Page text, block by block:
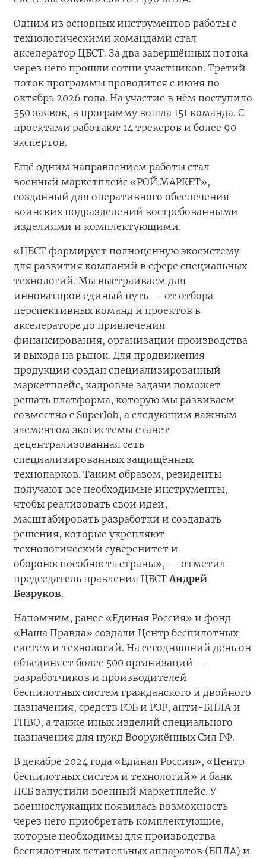
Одним из основных инструментов работы с
технологическими командами стал
акселератор ЦБСТ. За два завершённых потока
через него прошли сотни участников. Третий
поток программы проводится с июня по
октябрь 2026 года. На участие в нём поступило
550 заявок, в программу вошла 151 команда. С
проектами работают 14 трекеров и более 90
экспертов.
Ещё одним направлением работы стал
военный маркетплейс «РОЙ.МАРКЕТ»,
созданный для оперативного обеспечения
воинских подразделений востребованными
изделиями и комплектующими.
«ЦБСТ формирует полноценную экосистему
для развития компаний в сфере специальных
технологий. Мы выстраиваем для
инноваторов единый путь — от отбора
перспективных команд и проектов в
акселераторе до привлечения
финансирования, организации производства
и выхода на рынок. Для продвижения
продукции создан специализированный
маркетплейс, кадровые задачи поможет
решать платформа, которую мы развиваем
совместно с SuperJob, а следующим важным
элементом экосистемы станет
децентрализованная сеть
специализированных защищённых
технопарков. Таким образом, резиденты
получают все необходимые инструменты,
чтобы реализовать свои идеи,
масштабировать разработки и создавать
решения, которые укрепляют
технологический суверенитет и
обороноспособность страны», — отметил
председатель правления ЦБСТАндрей
Безруков.
Напомним, ранее «Единая Россия» и фонд
«Наша Правда» создали Центр беспилотных
систем и технологий. На сегодняшний день он
объединяет более 500 организаций —
разработчиков и производителей
беспилотных систем гражданского и двойного
назначения, средств РЭБ и РЭР, анти-БПЛА и
ГПВО, а также иных изделий специального
назначения для нужд Вооружённых Сил РФ.
В декабре 2024 года «Единая Россия», «Центр
беспилотных систем и технологий» и банк
ПСБ запустили военный маркетплейс. У
военнослужащих появилась возможность
через него приобретать комплектующие,
которые необходимы для производства
беспилотных летательных аппаратов (БПЛА) и